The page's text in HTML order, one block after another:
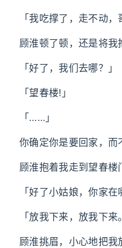
「我吃撑了，走不动
顾淮顿了顿，还是将我
「好了，我们去哪？」
「望春楼!」
「……」
你确定你是要回家，而
顾淮抱着我走到望春楼
「好了小姑娘，你家在
「放我下来，放我下来
顾淮挑眉，小心地把